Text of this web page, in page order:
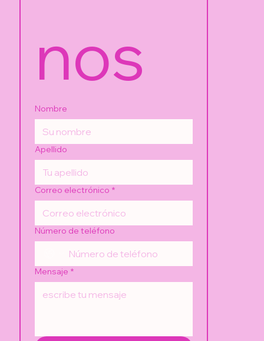
nos
Nombre
Apellido
Correo electrónico *
Número de teléfono
Mensaje *